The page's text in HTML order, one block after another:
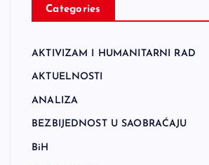
Categories
AKTIVIZAM I HUMANITARNI RAD
AKTUELNOSTI
ANALIZA
BEZBIJEDNOST U SAOBRAĆAJU
BiH